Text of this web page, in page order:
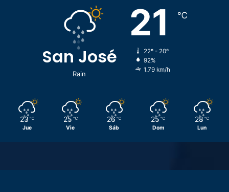
San José
Rain
21 ℃
22º - 20º
92%
1.79 km/h
23 ℃
Jue
25 ℃
Vie
26 ℃
Sáb
25 ℃
Dom
28 ℃
Lun